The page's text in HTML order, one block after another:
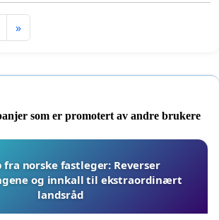
»
som er promotert av andre brukere
fra norske fastleger: Reverser
og innkall til ekstraordinært
landsråd